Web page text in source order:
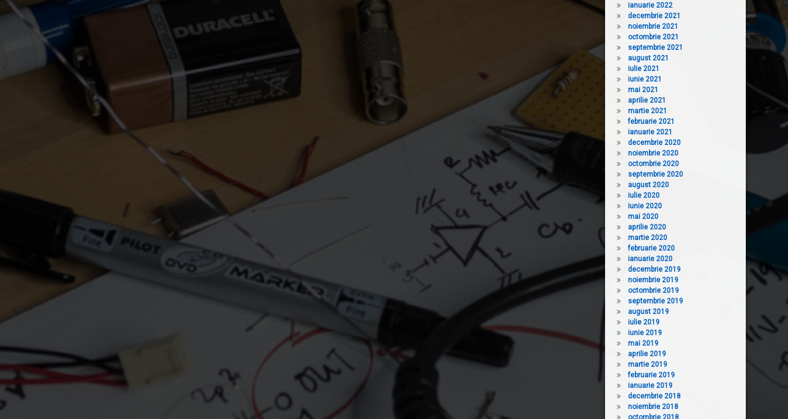
ianuarie 2022
decembrie 2021
noiembrie 2021
octombrie 2021
septembrie 2021
august 2021
iulie 2021
iunie 2021
mai 2021
aprilie 2021
martie 2021
februarie 2021
ianuarie 2021
decembrie 2020
noiembrie 2020
octombrie 2020
septembrie 2020
august 2020
iulie 2020
iunie 2020
mai 2020
aprilie 2020
martie 2020
februarie 2020
ianuarie 2020
decembrie 2019
noiembrie 2019
octombrie 2019
septembrie 2019
august 2019
iulie 2019
iunie 2019
mai 2019
aprilie 2019
martie 2019
februarie 2019
ianuarie 2019
decembrie 2018
noiembrie 2018